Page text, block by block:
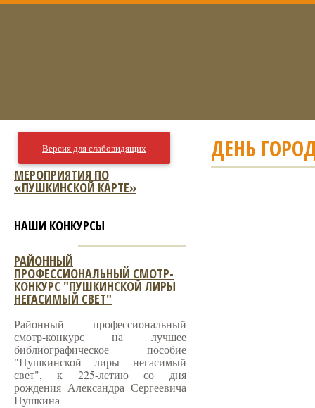
ДЕНЬ
Версия для слабовидящих
МЕРОПРИЯТИЯ ПО
«ПУШКИНСКОЙ КАРТЕ»
НАШИ КОНКУРСЫ
РАЙОННЫЙ
ПРОФЕССИОНАЛЬНЫЙ СМОТР-
КОНКУРС "ПУШКИНСКОЙ ЛИРЫ
НЕГАСИМЫЙ СВЕТ"
Районный профессиональный
смотр-конкурс на лучшее
библиографическое пособие
"Пушкинской лиры негасимый
свет", к 225-летию со дня
рождения Александра Сергеевича
Пушкина